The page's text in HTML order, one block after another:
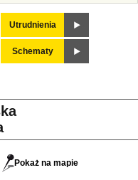
Utrudnienia
Schematy
Pokaż na mapie